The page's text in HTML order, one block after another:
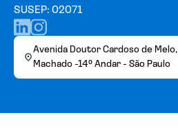
SUSEP: 02071
Avenida Doutor Cardoso de
Machado -14º Andar - São Paulo